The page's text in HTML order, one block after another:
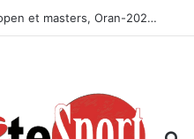
Championnat national d’été open et masters, Oran-2026 — Le CRB s’adjuge le titre